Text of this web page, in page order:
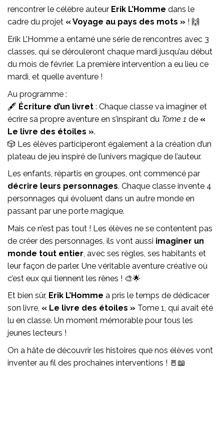
rencontrer le célèbre auteur Erik L’Homme dans le
cadre du projet « Voyage au pays des mots » ! 🙌
Erik L’Homme a entamé une série de rencontres avec 3
classes, qui se dérouleront chaque mardi jusqu’au début
du mois de février. La première intervention a eu lieu ce
mardi, et quelle aventure !
Au programme :
🖋️ Écriture d’un livret : Chaque classe va imaginer et
écrire sa propre aventure en s’inspirant du Tome 1 de «
Le livre des étoiles ».
🎲 Les élèves participeront également à la création d’un
plateau de jeu inspiré de l’univers magique de l’auteur.
Les enfants, répartis en groupes, ont commencé par
décrire leurs personnages. Chaque classe invente 4
personnages qui évoluent dans un autre monde en
passant par une porte magique.
Mais ce n’est pas tout ! Les élèves ne se contentent pas
de créer des personnages, ils vont aussi imaginer un
monde tout entier , avec ses règles, ses habitants et
leur façon de parler. Une véritable aventure créative où
c’est eux qui tiennent les rênes ! 🎨🌟
Et bien sûr, Erik L’Homme a pris le temps de dédicacer
son livre, « Le livre des étoiles » Tome 1, qui avait été
lu en classe. Un moment mémorable pour tous les
jeunes lecteurs !
On a hâte de découvrir les histoires que nos élèves vont
inventer au fil des prochaines interventions ! 🚪📖